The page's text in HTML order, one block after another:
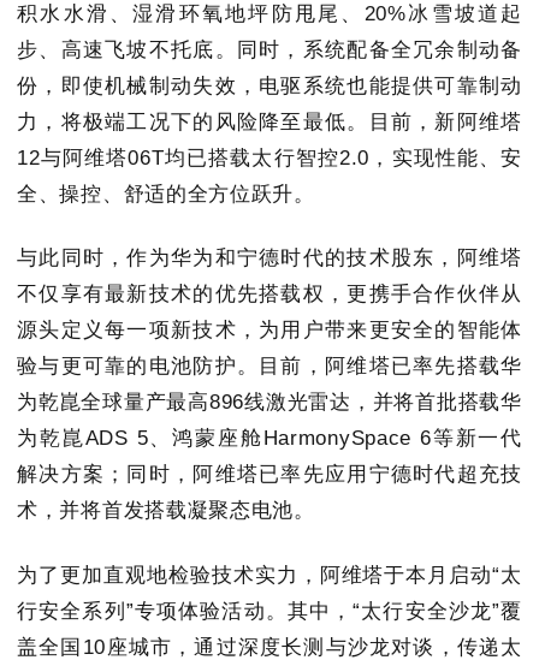
积水水滑、湿滑环氧地坪防甩尾、20%冰雪坡道起
步、高速飞坡不托底。同时，系统配备全冗余制动备
份，即使机械制动失效，电驱系统也能提供可靠制动
力，将极端工况下的风险降至最低。目前，新阿维塔
12与阿维塔06T均已搭载太行智控2.0，实现性能、安
全、操控、舒适的全方位跃升。
与此同时，作为华为和宁德时代的技术股东，阿维塔
不仅享有最新技术的优先搭载权，更携手合作伙伴从
源头定义每一项新技术，为用户带来更安全的智能体
验与更可靠的电池防护。目前，阿维塔已率先搭载华
为乾崑全球量产最高896线激光雷达，并将首批搭载华
为乾崑ADS 5、鸿蒙座舱HarmonySpace 6等新一代
解决方案；同时，阿维塔已率先应用宁德时代超充技
术，并将首发搭载凝聚态电池。
为了更加直观地检验技术实力，阿维塔于本月启动“太
行安全系列”专项体验活动。其中，“太行安全沙龙”覆
盖全国10座城市，通过深度长测与沙龙对谈，传递太